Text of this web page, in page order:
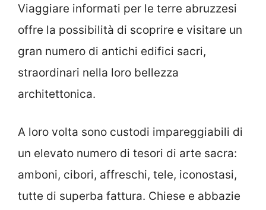
Viaggiare informati per le terre abruzzesi
offre la possibilità di scoprire e visitare un
gran numero di antichi edifici sacri,
straordinari nella loro bellezza
architettonica.
A loro volta sono custodi impareggiabili di
un elevato numero di tesori di arte sacra:
amboni, cibori, affreschi, tele, iconostasi,
tutte di superba fattura. Chiese e abbazie